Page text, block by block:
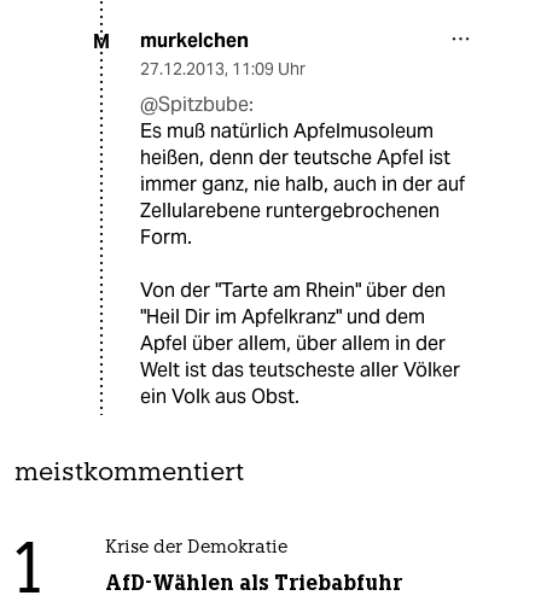
M murkelchen
27.12.2013, 11:09 Uhr
@Spitzbube:
Es muß natürlich Apfelmusoleum
heißen, denn der teutsche Apfel ist
immer ganz, nie halb, auch in der auf
Zellularebene runtergebrochenen
Form.
Von der "Tarte am Rhein" über den
"Heil Dir im Apfelkranz" und dem
Apfel über allem, über allem in der
Welt ist das teutscheste aller Völker
ein Volk aus Obst.
meistkommentiert
1 Krise der Demokratie
AfD-Wählen als Triebabfuhr